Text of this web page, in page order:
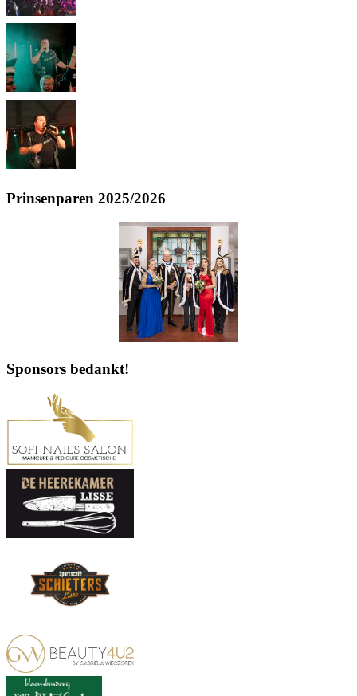
Prinsenparen 2025/2026
Sponsors bedankt!